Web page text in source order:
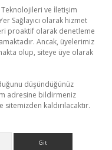
Teknolojileri ve İletişim
Sağlayıcı olarak hizmet
proaktif olarak denetleme
Ancak, üyelerimiz
olup, siteye üye olarak
düşündüğünüz
adresine bildirmeniz
kaldırılacaktır.